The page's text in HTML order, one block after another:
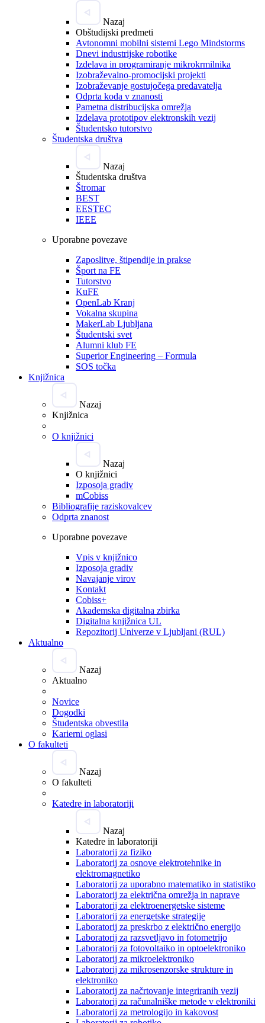
Nazaj
Obštudijski predmeti
Avtonomni mobilni sistemi Lego Mindstorms
Dnevi industrijske robotike
Izdelava in programiranje mikrokrmilnika
Izobraževalno-promocijski projekti
Izobraževanje gostujočega predavatelja
Odprta koda v znanosti
Pametna distribucijska omrežja
Izdelava prototipov elektronskih vezij
Študentsko tutorstvo
Študentska društva
Nazaj
Študentska društva
Štromar
BEST
EESTEC
IEEE
Uporabne povezave
Zaposlitve, štipendije in prakse
Šport na FE
Tutorstvo
KuFE
OpenLab Kranj
Vokalna skupina
MakerLab Ljubljana
Študentski svet
Alumni klub FE
Superior Engineering – Formula
SOS točka
Knjižnica
Nazaj
Knjižnica
O knjižnici
Nazaj
O knjižnici
Izposoja gradiv
mCobiss
Bibliografije raziskovalcev
Odprta znanost
Uporabne povezave
Vpis v knjižnico
Izposoja gradiv
Navajanje virov
Kontakt
Cobiss+
Akademska digitalna zbirka
Digitalna knjižnica UL
Repozitorij Univerze v Ljubljani (RUL)
Aktualno
Nazaj
Aktualno
Novice
Dogodki
Študentska obvestila
Karierni oglasi
O fakulteti
Nazaj
O fakulteti
Katedre in laboratoriji
Nazaj
Katedre in laboratoriji
Laboratorij za fiziko
Laboratorij za osnove elektrotehnike in
elektromagnetiko
Laboratorij za uporabno matematiko in statistiko
Laboratorij za električna omrežja in naprave
Laboratorij za elektroenergetske sisteme
Laboratorij za energetske strategije
Laboratorij za preskrbo z električno energijo
Laboratorij za razsvetljavo in fotometrijo
Laboratorij za fotovoltaiko in optoelektroniko
Laboratorij za mikroelektroniko
Laboratorij za mikrosenzorske strukture in
elektroniko
Laboratorij za načrtovanje integriranih vezij
Laboratorij za računalniške metode v elektroniki
Laboratorij za metrologijo in kakovost